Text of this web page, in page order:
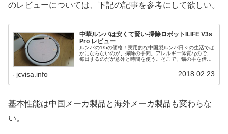
のレビューについては、下記の記事を参考にして欲しい。
中華ルンバは安くて賢い-掃除ロボットILIFE V3s
Pro レビュー
ルンバの1/5の価格！実用的な中国製ルンバ日々の生活でば
かにならないのが、掃除の手間。アレルギー体質なので、
毎日するのだが意外と時間を使う。そこで、猫の手を借り
jcvisa.info 2018.02.23
基本性能は中国メーカ製品と海外メーカ製品も変わらな
い。